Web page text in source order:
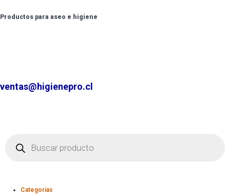
Productos para aseo e higiene
ventas@higienepro.cl
Categorias